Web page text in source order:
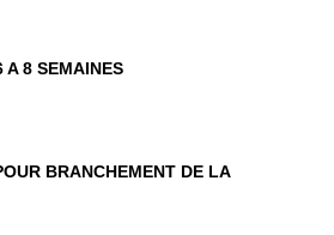
A 8 SEMAINES
BRANCHEMENT DE LA